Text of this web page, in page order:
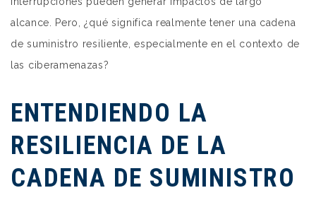
alcance. Pero, ¿qué significa realmente tener una cadena
de suministro resiliente, especialmente en el contexto de
las ciberamenazas?
ENTENDIENDO LA
RESILIENCIA DE LA
CADENA DE SUMINISTRO